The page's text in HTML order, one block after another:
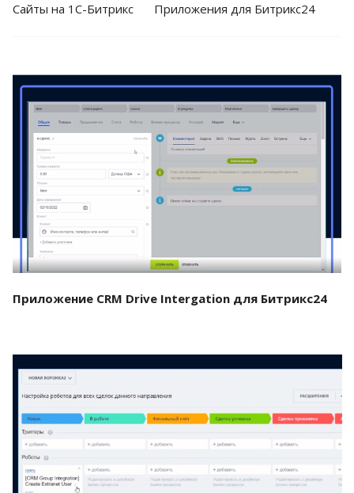
Cайты на 1С-Битрикс Приложения для Битрикс24
Смотреть проект
Приложение CRM Drive Intergation для Битрикс24
Смотреть проект